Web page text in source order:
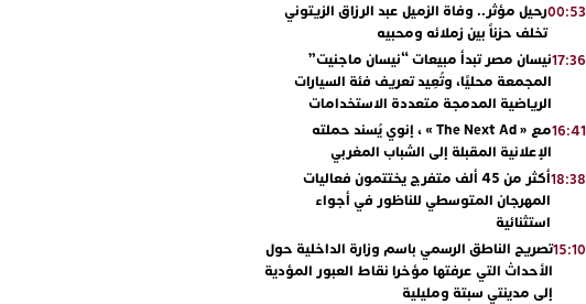
00:53رحيل مؤثر.. وفاة الزميل عبد الرزاق الزيتوني
تخلف حزناً بين زملائه ومحبيه
17:36نيسان مصر تبدأ مبيعات “نيسان ماجنيت”
المجمعة محليًا، وتُعِيد تعريف فئة السيارات
الرياضية المدمجة متعددة الاستخدامات
16:41
مع « The Next Ad » ، إنوي يُسند حملته
الإعلانية المقبلة إلى الشباب المغربي
18:38
أكثر من 45 ألف متفرج يختتمون فعاليات
المهرجان المتوسطي للناظور في أجواء
استثنائية
15:10تصريح الناطق الرسمي باسم وزارة الداخلية حول
الأحداث التي عرفتها مؤخرا نقاط العبور المؤدية
إلى مدينتي سبتة ومليلية